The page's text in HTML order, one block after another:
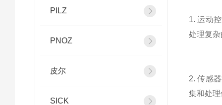
PILZ
PNOZ
皮尔
SICK
1. 运动
处理复
2. 传感
集和处